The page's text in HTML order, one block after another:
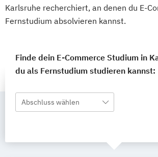
Karlsruhe recherchiert, an denen du E-
Fernstudium absolvieren kannst.
Finde dein E-Commerce Studium in
du als Fernstudium studieren kannst:
Abschluss wählen